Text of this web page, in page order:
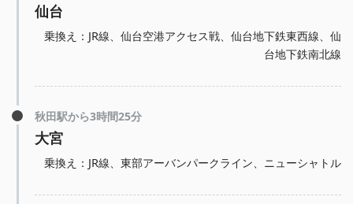
仙台
乗換え：JR線、仙台空港アクセス戦、仙台地下鉄東西線、仙
台地下鉄南北線
秋田駅から3時間25分
大宮
乗換え：JR線、東部アーバンパークライン、ニューシャトル